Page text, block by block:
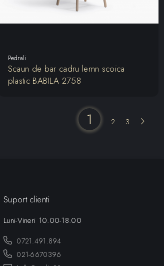
Pedrali
Scaun de bar cadru lemn scoica
plastic BABILA 2758
1 2 3
Suport clienti
Luni-Vineri 10.00-18.00
0721.491.894
021-6670396